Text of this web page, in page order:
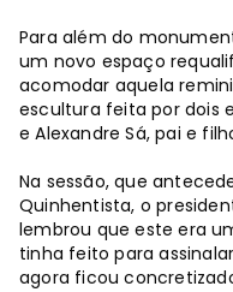
Para além do
um novo espaço
acomodar aquela
escultura feita por dois
e Alexandre Sá, pai e
Na sessão, que
Quinhentista, o
lembrou que este era
tinha feito para
agora ficou